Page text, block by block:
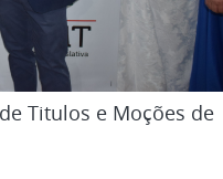
Titulos e Moções de